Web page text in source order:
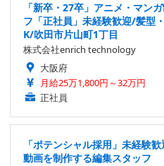
「新卒・27卒」アニメ・マン
フ「正社員」未経験歓迎/髪型
K/吹田市片山町1丁目
株式会社enrich technology
大阪府
月給25万1,800円～32万円
正社員
「ポテンシャル採用」未経験
動画を制作する編集スタッフ